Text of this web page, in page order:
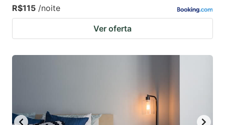
R$115 /noite
Ver oferta